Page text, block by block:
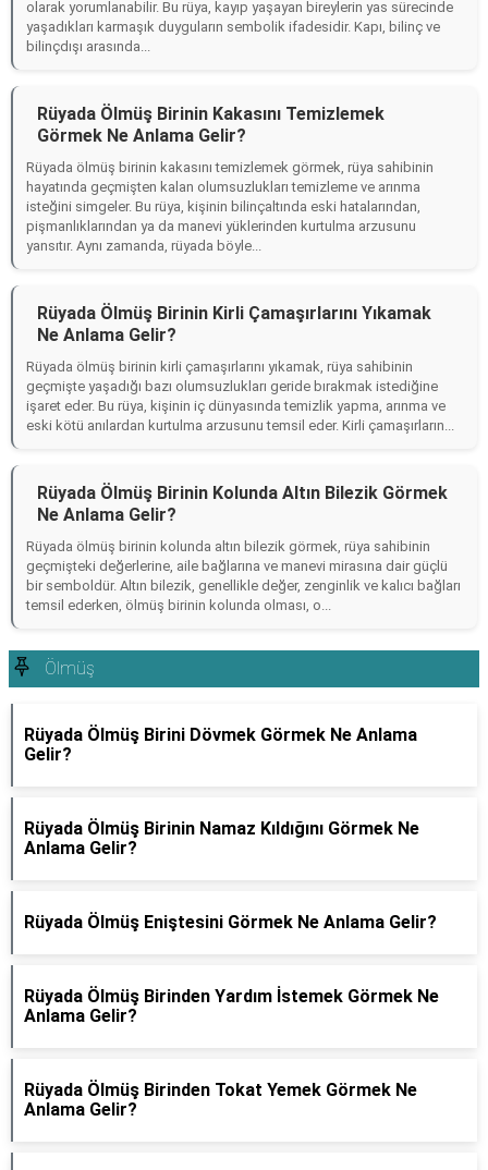
olarak yorumlanabilir. Bu rüya, kayıp yaşayan bireylerin yas sürecinde
yaşadıkları karmaşık duyguların sembolik ifadesidir. Kapı, bilinç ve
bilinçdışı arasında...
Rüyada Ölmüş Birinin Kakasını Temizlemek
Görmek Ne Anlama Gelir?
Rüyada ölmüş birinin kakasını temizlemek görmek, rüya sahibinin
hayatında geçmişten kalan olumsuzlukları temizleme ve arınma
isteğini simgeler. Bu rüya, kişinin bilinçaltında eski hatalarından,
pişmanlıklarından ya da manevi yüklerinden kurtulma arzusunu
yansıtır. Aynı zamanda, rüyada böyle...
Rüyada Ölmüş Birinin Kirli Çamaşırlarını Yıkamak
Ne Anlama Gelir?
Rüyada ölmüş birinin kirli çamaşırlarını yıkamak, rüya sahibinin
geçmişte yaşadığı bazı olumsuzlukları geride bırakmak istediğine
işaret eder. Bu rüya, kişinin iç dünyasında temizlik yapma, arınma ve
eski kötü anılardan kurtulma arzusunu temsil eder. Kirli çamaşırların...
Rüyada Ölmüş Birinin Kolunda Altın Bilezik Görmek
Ne Anlama Gelir?
Rüyada ölmüş birinin kolunda altın bilezik görmek, rüya sahibinin
geçmişteki değerlerine, aile bağlarına ve manevi mirasına dair güçlü
bir semboldür. Altın bilezik, genellikle değer, zenginlik ve kalıcı bağları
temsil ederken, ölmüş birinin kolunda olması, o...
Ölmüş
Rüyada Ölmüş Birini Dövmek Görmek Ne Anlama
Gelir?
Rüyada Ölmüş Birinin Namaz Kıldığını Görmek Ne
Anlama Gelir?
Rüyada Ölmüş Eniştesini Görmek Ne Anlama Gelir?
Rüyada Ölmüş Birinden Yardım İstemek Görmek Ne
Anlama Gelir?
Rüyada Ölmüş Birinden Tokat Yemek Görmek Ne
Anlama Gelir?